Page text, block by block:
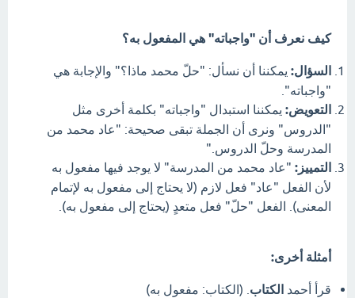
كيف نعرف أن "واجباته" هي المفعول به؟
السؤال: يمكننا أن نسأل: "حلّ محمد ماذا؟" والإجابة هي
"واجباته".
التعويض: يمكننا استبدال "واجباته" بكلمة أخرى مثل
"الدروس" ونرى أن الجملة تبقى صحيحة: "عاد محمد من
المدرسة وحلّ الدروس."
التمييز: "عاد محمد من المدرسة" لا يوجد فيها مفعول به
لأن الفعل "عاد" فعل لازم (لا يحتاج إلى مفعول به لإتمام
المعنى). الفعل "حلّ" فعل متعدٍ (يحتاج إلى مفعول به).
أمثلة أخرى:
قرأ أحمد الكتاب . (الكتاب: مفعول به)